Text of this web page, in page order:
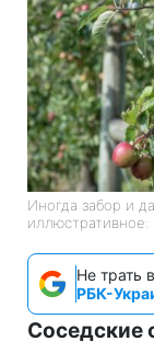
Иногда забор и
иллюстративное:
Не трать
РБК-
Соседские